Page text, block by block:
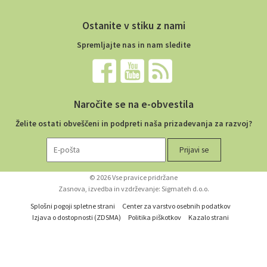
Ostanite v stiku z nami
Spremljajte nas in nam sledite
Naročite se na e-obvestila
Želite ostati obveščeni in podpreti naša prizadevanja za razvoj?
© 2026 Vse pravice pridržane
Zasnova, izvedba in vzdrževanje: Sigmateh d.o.o.
Splošni pogoji spletne strani
Center za varstvo osebnih podatkov
Izjava o dostopnosti (ZDSMA)
Politika piškotkov Kazalo strani